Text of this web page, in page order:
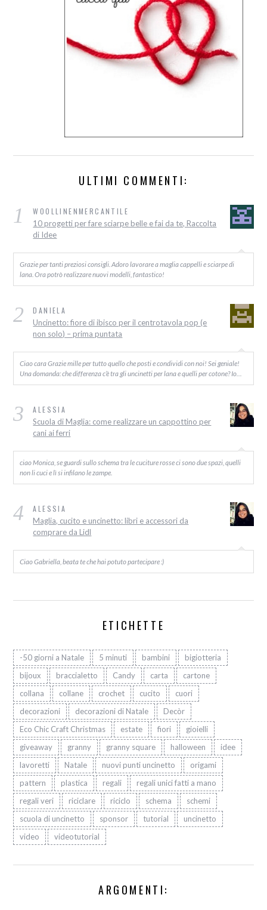
ULTIMI COMMENTI:
1 WOOLLINENMERCANTILE
10 progetti per fare sciarpe belle e fai da te, Raccolta
di Idee
Grazie per tanti preziosi consigli. Adoro lavorare a maglia cappelli e sciarpe di
lana. Ora potrò realizzare nuovi modelli, fantastico!
2 DANIELA
Uncinetto: fiore di ibisco per il centrotavola pop (e
non solo) – prima puntata
Ciao cara Grazie mille per tutto quello che posti e condividi con noi! Sei geniale!
Una domanda: che differenza c’è tra gli uncinetti per lana e quelli per cotone? Io…
3 ALESSIA
Scuola di Maglia: come realizzare un cappottino per
cani ai ferri
ciao Monica, se guardi sullo schema tra le cuciture rosse ci sono due spazi, quelli
non li cuci e lì si infilano le zampe.
4 ALESSIA
Maglia, cucito e uncinetto: libri e accessori da
comprare da Lidl
Ciao Gabriella, beata te che hai potuto partecipare :)
ETICHETTE
-50 giorni a Natale 5 minuti bambini
bigiotteria
bijoux
braccialetto Candy carta
cartone
collana
collane crochet cucito
cuori
decorazioni
decorazioni di Natale
Decòr
Eco Chic Craft Christmas
estate fiori
gioielli
giveaway
granny granny square halloween
idee
lavoretti
Natale nuovi punti uncinetto
origami
pattern
plastica regali
regali unici fatti a mano
regali veri
riciclare riciclo schema
schemi
scuola di uncinetto
sponsor tutorial
uncinetto
video
videotutorial
ARGOMENTI: